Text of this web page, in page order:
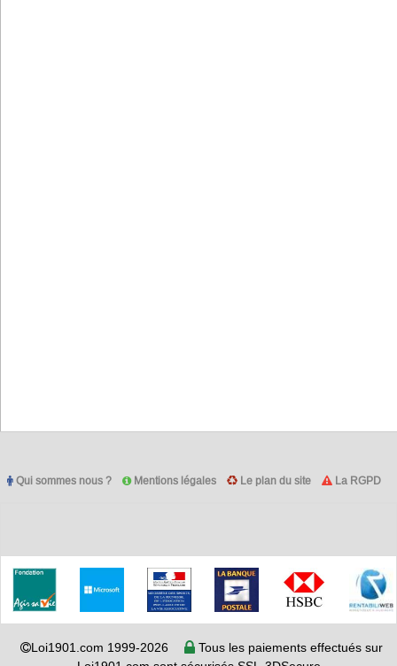
Qui sommes nous ? Mentions légales Le plan du site La RGPD
Loi1901.com 1999-2026
Tous les paiements effectués sur